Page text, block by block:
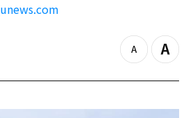
z
o
o
Z
o
i